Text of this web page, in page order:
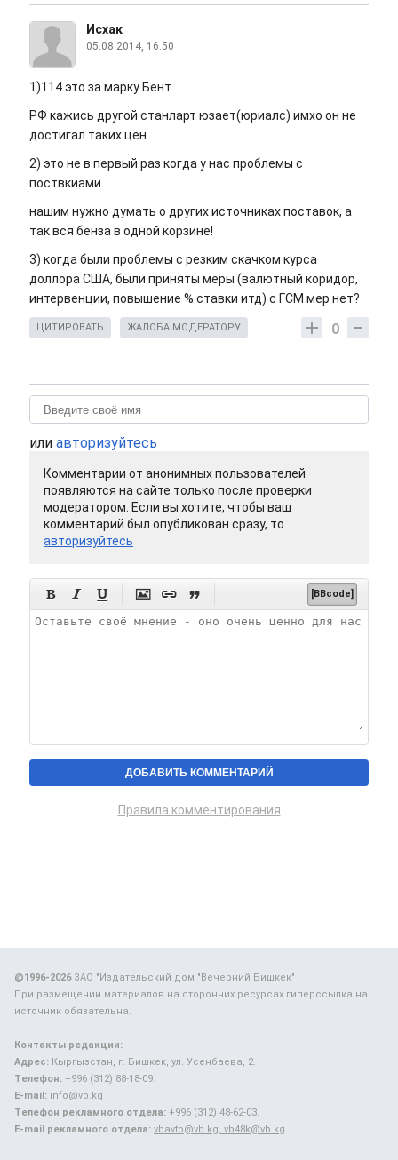
Исхак
05.08.2014, 16:50
1)114 это за марку Бент
РФ кажись другой станларт юзает(юриалс) имхо он не
достигал таких цен
2) это не в первый раз когда у нас проблемы с
поствкиами
нашим нужно думать о других источниках поставок, а
так вся бенза в одной корзине!
3) когда были проблемы с резким скачком курса
доллора США, были приняты меры (валютный коридор,
интервенции, повышение % ставки итд) с ГСМ мер нет?
0
ЦИТИРОВАТЬ ЖАЛОБА МОДЕРАТОРУ
или авторизуйтесь
Комментарии от анонимных пользователей
появляются на сайте только после проверки
модератором. Если вы хотите, чтобы ваш
комментарий был опубликован сразу, то
авторизуйтесь
      [BBcode]
Правила комментирования
@1996-2026ЗАО "Издательский дом "Вечерний Бишкек"
При размещении материалов на сторонних ресурсах гиперссылка на
источник обязательна.
Контакты редакции:
Адрес: Кыргызстан, г. Бишкек, ул. Усенбаева, 2.
Телефон: +996 (312) 88-18-09.
E-mail: info@vb.kg
Телефон рекламного отдела: +996 (312) 48-62-03.
E-mail рекламного отдела: vbavto@vb.kg, vb48k@vb.kg